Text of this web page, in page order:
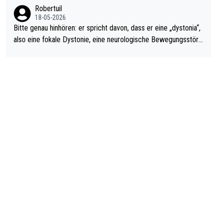
Robertuil
18-05-2026
Bitte genau hinhören: er spricht davon, dass er eine „dystonia“,
also eine fokale Dystonie, eine neurologische Bewegungsstöru